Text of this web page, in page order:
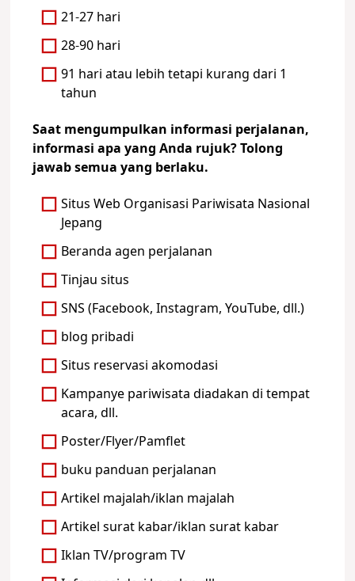
21-27 hari
28-90 hari
91 hari atau lebih tetapi kurang dari 1
tahun
Saat mengumpulkan informasi perjalanan,
informasi apa yang Anda rujuk? Tolong
jawab semua yang berlaku.
Situs Web Organisasi Pariwisata Nasional
Jepang
Beranda agen perjalanan
Tinjau situs
SNS (Facebook, Instagram, YouTube, dll.)
blog pribadi
Situs reservasi akomodasi
Kampanye pariwisata diadakan di tempat
acara, dll.
Poster/Flyer/Pamflet
buku panduan perjalanan
Artikel majalah/iklan majalah
Artikel surat kabar/iklan surat kabar
Iklan TV/program TV